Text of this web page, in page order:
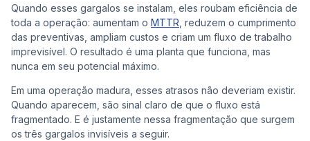
Quando esses gargalos se instalam, eles roubam eficiência de
toda a operação: aumentam o MTTR , reduzem o cumprimento
das preventivas, ampliam custos e criam um fluxo de trabalho
imprevisível. O resultado é uma planta que funciona, mas
nunca em seu potencial máximo.
Em uma operação madura, esses atrasos não deveriam existir.
Quando aparecem, são sinal claro de que o fluxo está
fragmentado. E é justamente nessa fragmentação que surgem
os três gargalos invisíveis a seguir.